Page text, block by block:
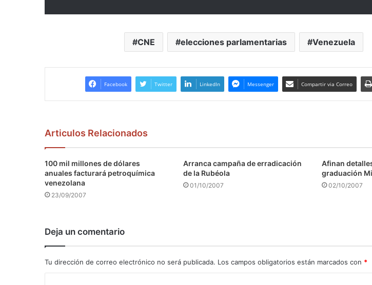
CNE elecciones parlamentarias Venezuela
Facebook Twitter LinkedIn Messenger Compartir via Correo
Articulos Relacionados
100 mil millones de dólares
anuales facturará petroquímica
venezolana
23/09/2007
Arranca campaña de erradicación
de la Rubéola
01/10/2007
Afinan
graduación
02/10/2007
Deja un comentario
Tu dirección de correo electrónico no será publicada. Los campos obligatorios están marcados con *